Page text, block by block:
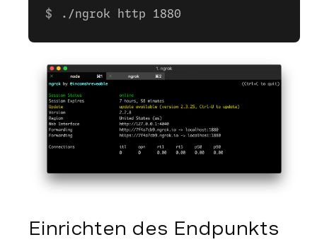
./ngrok http 1880
Einrichten des Endpunkts